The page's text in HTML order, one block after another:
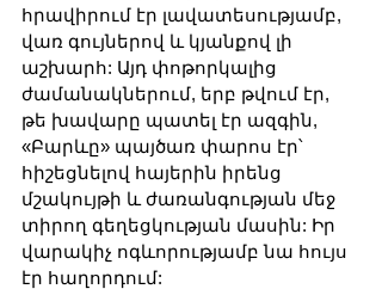
հրավիրում էր լավատեսությամբ,
վառ գույներով և կյանքով լի
աշխարհ: Այդ փոթորկալից
ժամանակներում, երբ թվում էր,
թե խավարը պատել էր ազգին,
«Բարևը» պայծառ փարոս էր՝
հիշեցնելով հայերին իրենց
մշակույթի և ժառանգության մեջ
տիրող գեղեցկության մասին: Իր
վարակիչ ոգևորությամբ նա հույս
էր հաղորդում: